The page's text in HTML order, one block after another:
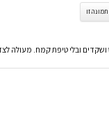
ושקדים ובלי טיפת קמח. מעולה